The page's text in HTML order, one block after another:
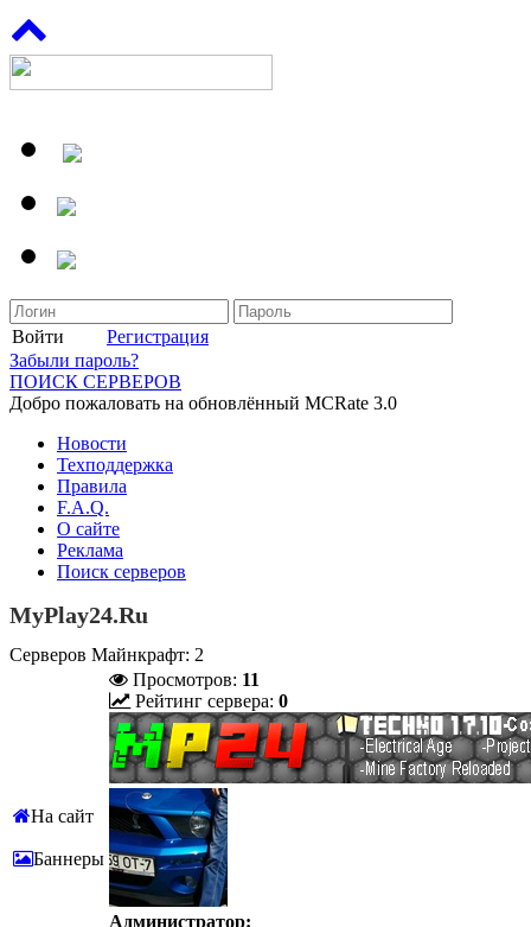
Войти
Регистрация
Забыли пароль?
ПОИСК СЕРВЕРОВ
Добро пожаловать на обновлённый MCRate 3.0
Новости
Техподдержка
Правила
F.A.Q.
О сайте
Реклама
Поиск серверов
MyPlay24.Ru
Серверов Майнкрафт: 2
На сайт
Баннеры
Просмотров: 11
Рейтинг сервера: 0
Администратор: